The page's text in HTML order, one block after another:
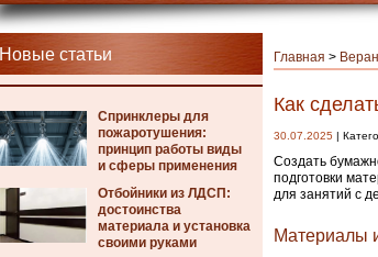
Новые статьи
Спринклеры для
пожаротушения:
принцип работы виды
и сферы применения
Отбойники из ЛДСП:
достоинства
материала и установка
своими руками
Главная >
Как
30.07.2025 |
Создать
подготовки
для занятий с
Материалы